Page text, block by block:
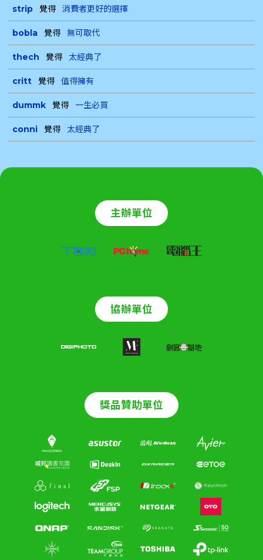
strip 覺得 消費者更好的選擇
bobla 覺得 無可取代
thech 覺得 太經典了
critt 覺得 值得擁有
dummk 覺得 一生必買
conni 覺得 太經典了
主辦單位
協辦單位
獎品贊助單位